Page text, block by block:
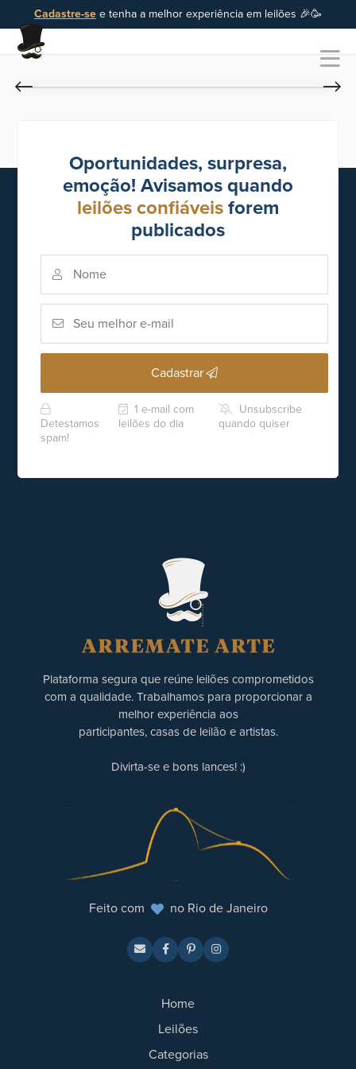
Cadastre-se e tenha a melhor experiência em leilões 🎉🥳
Oportunidades, surpresa,
emoção! Avisamos quando
leilões confiáveis forem
publicados
Cadastrar
Detestamos
spam!
1 e-mail com
leilões do dia
Unsubscribe
quando quiser
Plataforma segura que reúne leilões comprometidos
com a qualidade. Trabalhamos para proporcionar a
melhor experiência aos
participantes, casas de leilão e artistas.
Divirta-se e bons lances! :)
Feito com no Rio de Janeiro
Home
Leilões
Categorias